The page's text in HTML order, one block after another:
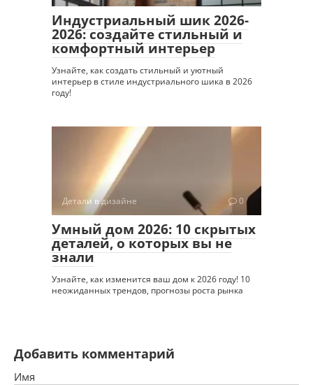
Индустриальный шик 2026-
2026: создайте стильный и
комфортный интерьер
Узнайте, как создать стильный и уютный
интерьер в стиле индустриального шика в 2026
году!
Детали в дизайне 0
Умный дом 2026: 10 скрытых
деталей, о которых вы не
знали
Узнайте, как изменится ваш дом к 2026 году! 10
неожиданных трендов, прогнозы роста рынка
Добавить комментарий
Имя